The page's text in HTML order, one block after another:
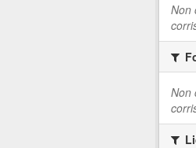
Non
Non